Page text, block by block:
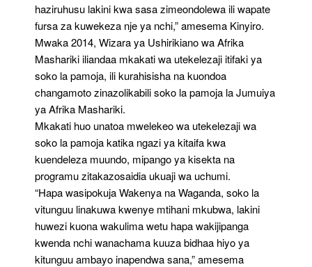
haziruhusu lakini kwa sasa zimeondolewa ili wapate
fursa za kuwekeza nje ya nchi,” amesema Kinyiro.
Mwaka 2014, Wizara ya Ushirikiano wa Afrika
Mashariki iliandaa mkakati wa utekelezaji itifaki ya
soko la pamoja, ili kurahisisha na kuondoa
changamoto zinazolikabili soko la pamoja la Jumuiya
ya Afrika Mashariki.
Mkakati huo unatoa mwelekeo wa utekelezaji wa
soko la pamoja katika ngazi ya kitaifa kwa
kuendeleza muundo, mipango ya kisekta na
programu zitakazosaidia ukuaji wa uchumi.
“Hapa wasipokuja Wakenya na Waganda, soko la
vitunguu linakuwa kwenye mtihani mkubwa, lakini
huwezi kuona wakulima wetu hapa wakijipanga
kwenda nchi wanachama kuuza bidhaa hiyo ya
kitunguu ambayo inapendwa sana,” amesema